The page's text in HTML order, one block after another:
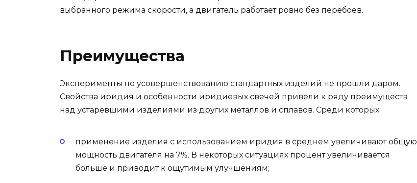
выбранного режима скорости, а двигатель работает ровно без перебоев.
Преимущества
Эксперименты по усовершенствованию стандартных изделий не прошли даром.
Свойства иридия и особенности иридиевых свечей привели к ряду преимуществ
над устаревшими изделиями из других металлов и сплавов. Среди которых:
применение изделия с использованием иридия в среднем увеличивают общую
мощность двигателя на 7%. В некоторых ситуациях процент увеличивается
больше и приводит к ощутимым улучшениям;